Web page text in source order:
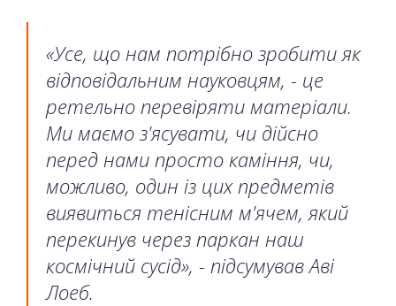
«Усе, що нам потрібно зробити як
відповідальним науковцям, - це
ретельно перевіряти матеріали.
Ми маємо з'ясувати, чи дійсно
перед нами просто каміння, чи,
можливо, один із цих предметів
виявиться тенісним м'ячем, який
перекинув через паркан наш
космічний сусід», - підсумував Аві
Лоеб.